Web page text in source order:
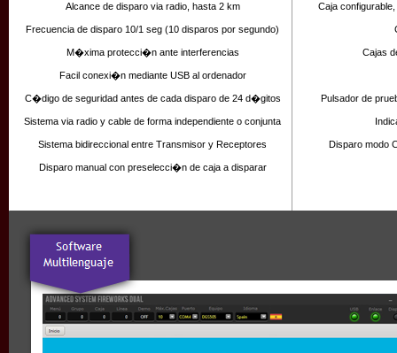
Alcance de disparo via radio, hasta 2 km
Frecuencia de disparo 10/1 seg (10 disparos por segundo)
M�xima protecci�n ante interferencias
Facil conexi�n mediante USB al ordenador
C�digo de seguridad antes de cada disparo de 24 d�gitos
Sistema via radio y cable de forma independiente o conjunta
Sistema bidireccional entre Transmisor y Receptores
Disparo manual con preselecci�n de caja a disparar
Caja
Cajas
Pulsador de
Disparo modo